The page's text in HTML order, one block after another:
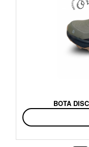
BOTA